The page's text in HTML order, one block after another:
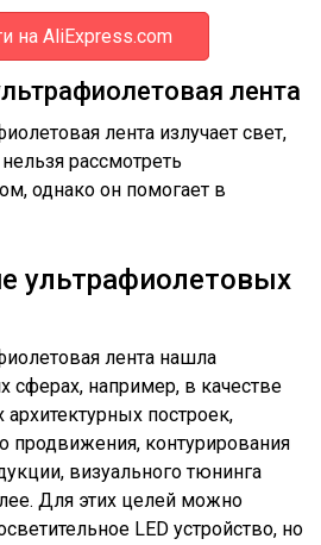
на AliExpress.com
лента
лента излучает свет,
рассмотреть
однако он помогает в
ультрафиолетовых
лента нашла
сферах, например, в качестве
построек,
продвижения, контурирования
визуального тюнинга
Для этих целей можно
LED устройство, но